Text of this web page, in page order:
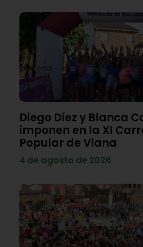
Diego Díez y Blanca
imponen en la XI
Popular de Viana
4 de agosto de 2026